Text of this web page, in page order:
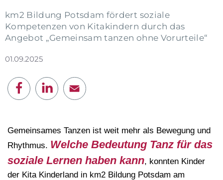
km2 Bildung Potsdam fördert soziale
Kompetenzen von Kitakindern durch das
Angebot „Gemeinsam tanzen ohne Vorurteile“
01.09.2025
Gemeinsames Tanzen ist weit mehr als Bewegung und
Rhythmus. Welche Bedeutung Tanz für das
soziale Lernen haben kann, konnten Kinder
der Kita Kinderland in km2 Bildung Potsdam am